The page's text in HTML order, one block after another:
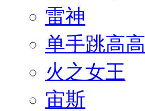
雷神
单手跳高高
火之女王
宙斯